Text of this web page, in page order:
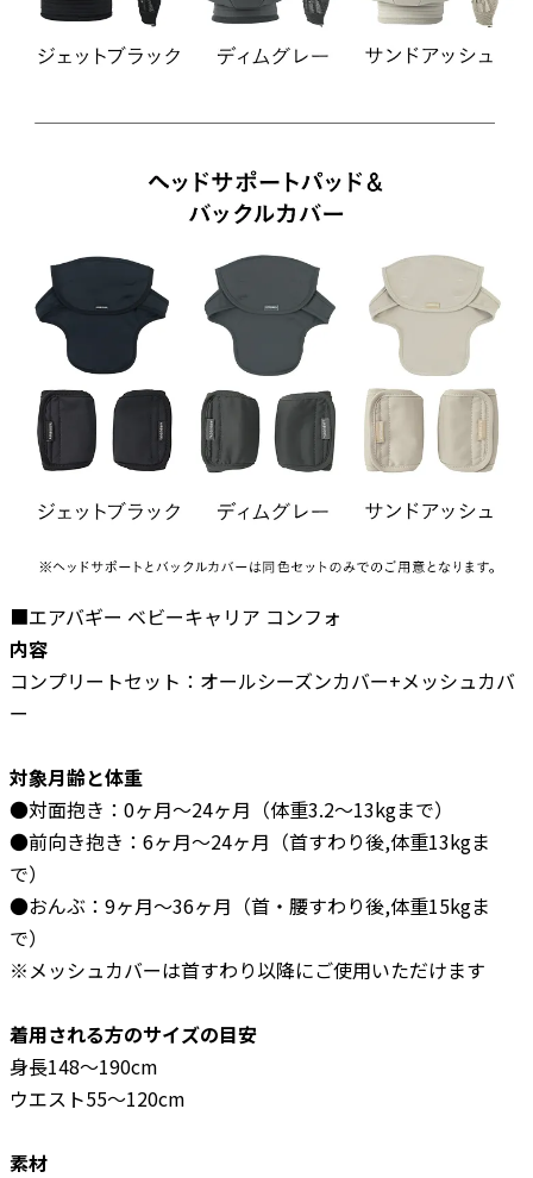
■エアバギー ベビーキャリア コンフォ
内容
コンプリートセット：オールシーズンカバー+メッシュカバ
ー
対象月齢と体重
●対面抱き：0ヶ月〜24ヶ月（体重3.2〜13kgまで）
●前向き抱き：6ヶ月〜24ヶ月（首すわり後,体重13kgま
で）
●おんぶ：9ヶ月〜36ヶ月（首・腰すわり後,体重15kgま
で）
※メッシュカバーは首すわり以降にご使用いただけます
着用される方のサイズの目安
身長148〜190cm
ウエスト55〜120cm
素材